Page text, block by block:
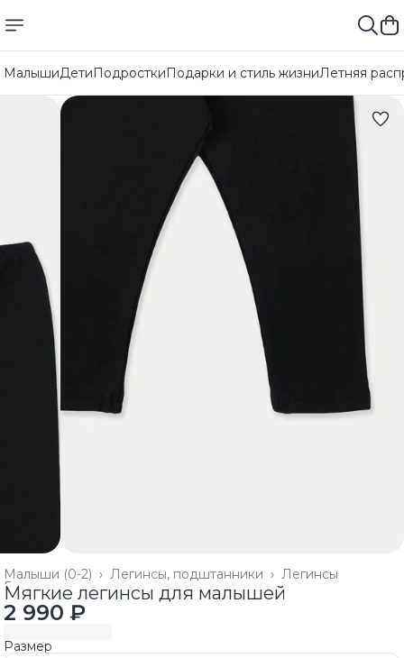
МалышиДетиПодросткиПодарки и стиль жизниЛетняя
Легинсы
Легинсы, подштанники ›
Малыши (0-2) ›
Главная ›
Мягкие легинсы для малышей
2 990 ₽
Размер